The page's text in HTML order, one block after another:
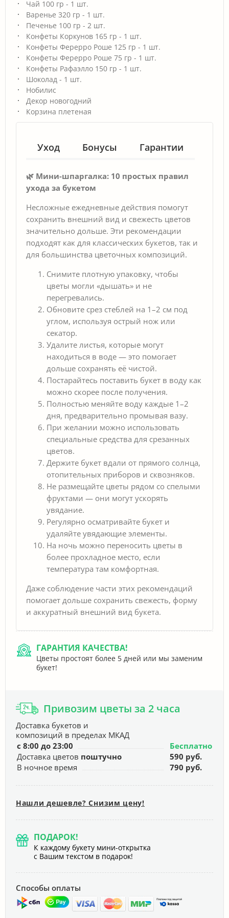
Чай 100 гр - 1 шт.
Варенье 320 гр - 1 шт.
Печенье 100 гр - 2 шт.
Конфеты Коркунов 165 гр - 1 шт.
Конфеты Ферерро Роше 125 гр - 1 шт.
Конфеты Ферерро Роше 75 гр - 1 шт.
Конфеты Рафаэлло 150 гр - 1 шт.
Шоколад - 1 шт.
Нобилис
Декор новогодний
Корзина плетеная
Уход Бонусы Гарантии
🌿 Мини-шпаргалка: 10 простых правил
ухода за букетом
Несложные ежедневные действия помогут
сохранить внешний вид и свежесть цветов
значительно дольше. Эти рекомендации
подходят как для классических букетов, так и
для большинства цветочных композиций.
Снимите плотную упаковку, чтобы
цветы могли «дышать» и не
перегревались.
Обновите срез стеблей на 1–2 см под
углом, используя острый нож или
секатор.
Удалите листья, которые могут
находиться в воде — это помогает
дольше сохранять её чистой.
Постарайтесь поставить букет в воду как
можно скорее после получения.
Полностью меняйте воду каждые 1–2
дня, предварительно промывая вазу.
При желании можно использовать
специальные средства для срезанных
цветов.
Держите букет вдали от прямого солнца,
отопительных приборов и сквозняков.
Не размещайте цветы рядом со спелыми
фруктами — они могут ускорять
увядание.
Регулярно осматривайте букет и
удаляйте увядающие элементы.
На ночь можно переносить цветы в
более прохладное место, если
температура там комфортная.
Даже соблюдение части этих рекомендаций
помогает дольше сохранить свежесть, форму
и аккуратный внешний вид букета.
ГАРАНТИЯ КАЧЕСТВА!
Цветы простоят более 5 дней или мы заменим
букет!
Привозим цветы за 2 часа
Доставка букетов и
композиций в пределах МКАД
с 8:00 до 23:00
Бесплатно
Доставка цветов поштучно
590 руб.
В ночное время
790 руб.
Нашли дешевле? Снизим цену!
ПОДАРОК!
К каждому букету мини-открытка
с Вашим текстом в подарок!
Способы оплаты